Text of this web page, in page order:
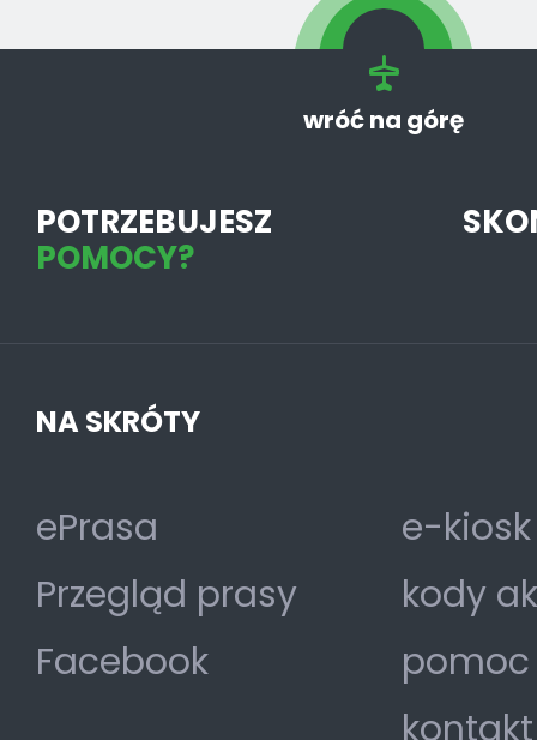
wróć na górę
POTRZEBUJESZ
POMOCY?
NA SKRÓTY
ePrasa
Przegląd prasy
Facebook
e-
kody
pomoc
kontakt